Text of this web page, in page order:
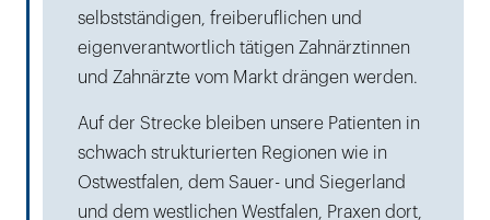
selbstständigen, freiberuflichen und
eigenverantwortlich tätigen Zahnärztinnen
und Zahnärzte vom Markt drängen werden.
Auf der Strecke bleiben unsere Patienten in
schwach strukturierten Regionen wie in
Ostwestfalen, dem Sauer- und Siegerland
und dem westlichen Westfalen, Praxen dort,